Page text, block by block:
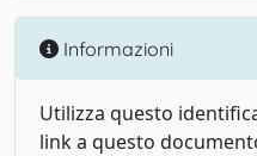
Informazioni
Utilizza questo
link a questo